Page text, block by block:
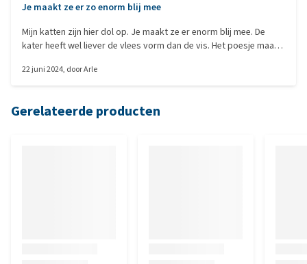
Je maakt ze er zo enorm blij mee
Mijn katten zijn hier dol op. Je maakt ze er enorm blij mee. De
kater heeft wel liever de vlees vorm dan de vis. Het poesje maakt
22 juni 2024, doorArle
Gerelateerde producten